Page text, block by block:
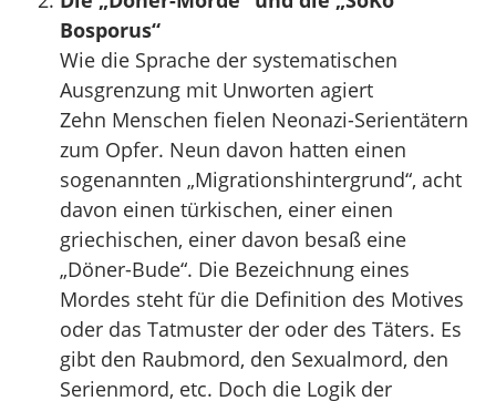
Bosporus“
Wie die Sprache der systematischen
Ausgrenzung mit Unworten agiert
Zehn Menschen fielen Neonazi-Serientätern
zum Opfer. Neun davon hatten einen
sogenannten „Migrationshintergrund“, acht
davon einen türkischen, einer einen
griechischen, einer davon besaß eine
„Döner-Bude“. Die Bezeichnung eines
Mordes steht für die Definition des Motives
oder das Tatmuster der oder des Täters. Es
gibt den Raubmord, den Sexualmord, den
Serienmord, etc. Doch die Logik der